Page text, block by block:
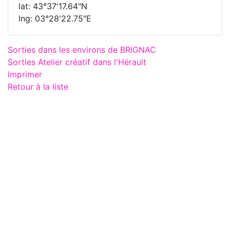
lat: 43°37'17.64"N
lng: 03°28'22.75"E
Sorties dans les environs de BRIGNAC
Sorties Atelier créatif dans l'Hérault
Imprimer
Retour à la liste